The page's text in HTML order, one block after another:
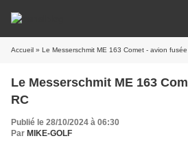
Accueil » Le Messerschmit ME 163 Comet - avion fusée
Le Messerschmit ME 163
RC
Publié le 28/10/2024 à 06:30
Par MIKE-GOLF